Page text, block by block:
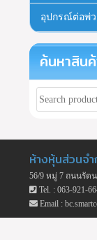
อุปกรณ์ต่อพ่ว
ค้นหาสิน
ห้างหุ้นส่วนจ
56/9 หมู่ 7 ถนนรัต
Tel. : 063-921-
Email :